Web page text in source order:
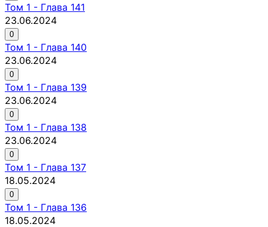
Том 1 - Глава 141
23.06.2024
0
Том 1 - Глава 140
23.06.2024
0
Том 1 - Глава 139
23.06.2024
0
Том 1 - Глава 138
23.06.2024
0
Том 1 - Глава 137
18.05.2024
0
Том 1 - Глава 136
18.05.2024